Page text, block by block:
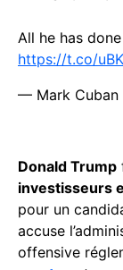
All he has
https://t.co/
— Mark Cuban
Donald Trump
investisseurs
pour un
accuse
offensive